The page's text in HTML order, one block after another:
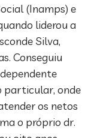
(Inamps) e
liderou a
Silva,
Conseguiu
particular, onde
os netos
o próprio dr.